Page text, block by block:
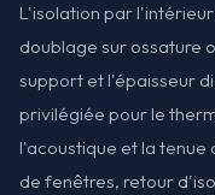
L'isolation par
doublage sur ossature
support et l'épaisseur
privilégiée pour le
l'acoustique et la tenue
de fenêtres, retour